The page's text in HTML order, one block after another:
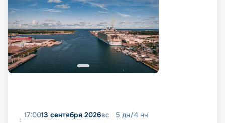
17:0013 сентября 2026вс 5 дн/4 нч